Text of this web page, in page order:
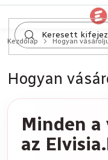
Kezdőlap Hogyan
Hogyan
Minden a
az